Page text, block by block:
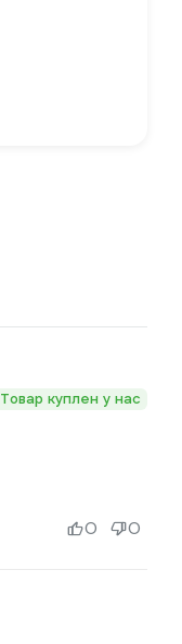
Товар куплен у нас
0 0